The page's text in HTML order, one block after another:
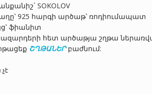
SOKOLOV
925 հարգի արծաթ՝ ռոդիումապատ
ֆիանիտ
հետ արծաթյա շղթա
ՇՂԹԱՆԵՐ բաժնում: